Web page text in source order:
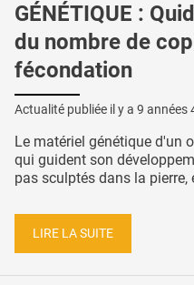
GÉNÉTIQUE :
du nombre de
fécondation
Actualité publiée il y a 9 années
Le matériel génétique d'un
qui guident son
pas sculptés dans la pierre,
LIRE LA SUITE